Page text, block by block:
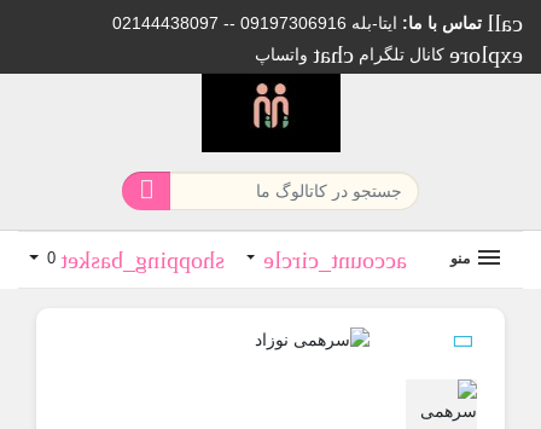
تماس با ما: 02144438097 -- 09197306916 ایتا-بله
کانال تلگرام chatواتساپ
account_circle
shopping_basket
0